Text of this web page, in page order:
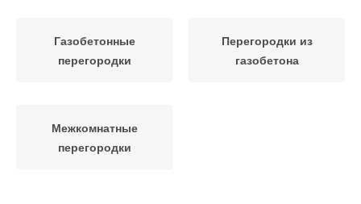
Газобетонные
перегородки
Перегородки из
газобетона
Межкомнатные
перегородки